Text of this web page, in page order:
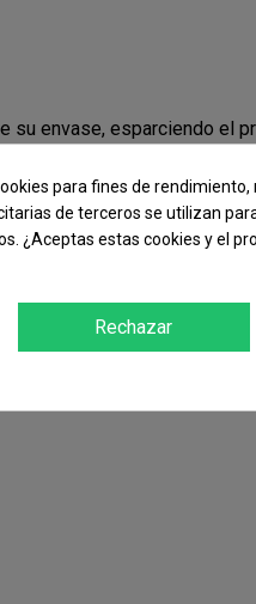
envase, esparciendo el
de forma aérea.
insecticida del producto,
sobre el biocida
RASTREROS
para fines de rendimiento,
de terceros se utilizan
¿Aceptas estas cookies y el
Rechazar